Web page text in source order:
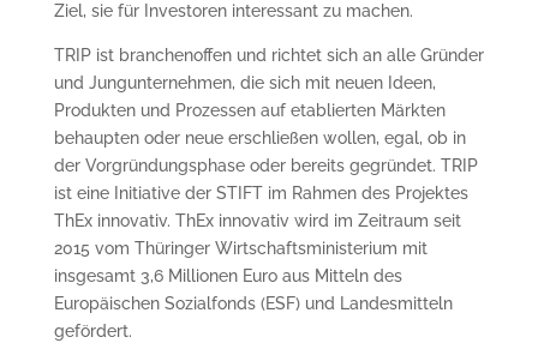
Ziel, sie für Investoren interessant zu machen.
TRIP ist branchenoffen und richtet sich an alle Gründer
und Jungunternehmen, die sich mit neuen Ideen,
Produkten und Prozessen auf etablierten Märkten
behaupten oder neue erschließen wollen, egal, ob in
der Vorgründungsphase oder bereits gegründet. TRIP
ist eine Initiative der STIFT im Rahmen des Projektes
ThEx innovativ. ThEx innovativ wird im Zeitraum seit
2015 vom Thüringer Wirtschaftsministerium mit
insgesamt 3,6 Millionen Euro aus Mitteln des
Europäischen Sozialfonds (ESF) und Landesmitteln
gefördert.